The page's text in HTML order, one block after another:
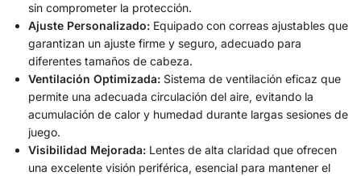
sin comprometer la protección.
Ajuste Personalizado: Equipado con correas ajustables que
garantizan un ajuste firme y seguro, adecuado para
diferentes tamaños de cabeza.
Ventilación Optimizada: Sistema de ventilación eficaz que
permite una adecuada circulación del aire, evitando la
acumulación de calor y humedad durante largas sesiones de
juego.
Visibilidad Mejorada: Lentes de alta claridad que ofrecen
una excelente visión periférica, esencial para mantener el